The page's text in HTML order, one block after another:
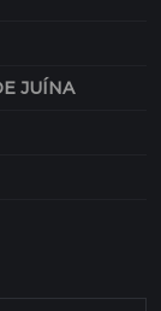
JUÍNA